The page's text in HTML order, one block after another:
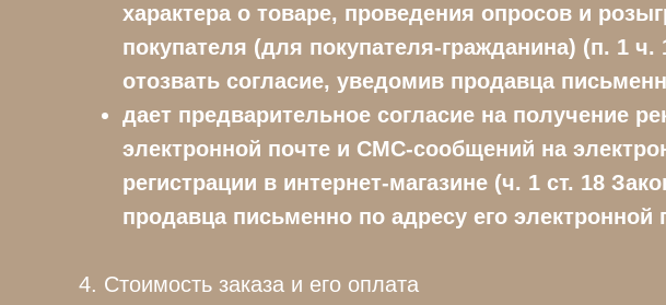
характера о товаре, проведения опросов и
покупателя (для покупателя-гражданина) (п. 1
отозвать согласие, уведомив продавца
дает предварительное согласие на
электронной почте и СМС-сообщений на
регистрации в интернет-магазине (ч. 1 ст. 18
продавца письменно по адресу его электронной
4. Стоимость заказа и его оплата